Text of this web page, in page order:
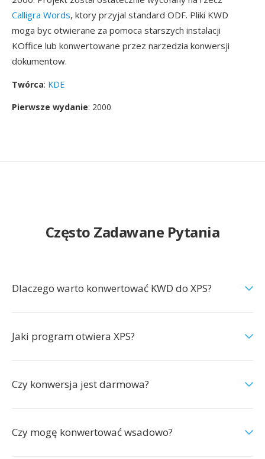
Calligra Words, ktory przyjal standard ODF. Pliki KWD
moga byc otwierane za pomoca starszych instalacji
KOffice lub konwertowane przez narzedzia konwersji
dokumentow.
Twórca: KDE
Pierwsze wydanie: 2000
Często Zadawane Pytania
Dlaczego warto konwertować KWD do XPS?
Jaki program otwiera XPS?
Czy konwersja jest darmowa?
Czy mogę konwertować wsadowo?